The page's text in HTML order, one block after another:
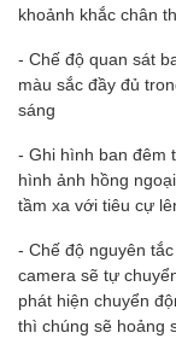
khoảnh khắc chân
- Chế độ quan sát
màu sắc đầy đủ
sáng
- Ghi hình ban đêm
hình ảnh hồng
tầm xa với tiêu cự
- Chế độ nguyên
camera sẽ tự
phát hiện chuyển
thì chúng sẽ hoảng